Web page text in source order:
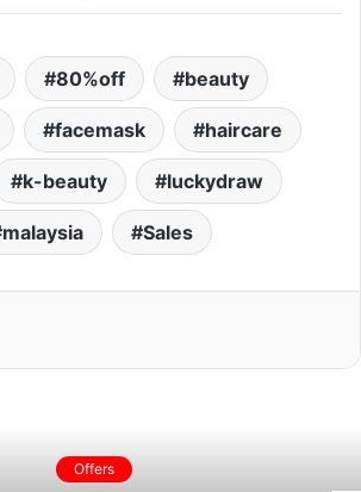
80%off beauty
facemask haircare
k-beauty luckydraw
malaysia Sales
Offers